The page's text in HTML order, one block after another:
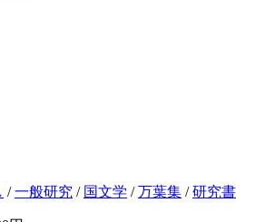
/一般研究 / 国文学 /万葉集 /研究書